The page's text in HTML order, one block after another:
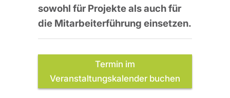
sowohl für Projekte als auch für
die Mitarbeiterführung einsetzen.
Termin im
Veranstaltungskalender buchen